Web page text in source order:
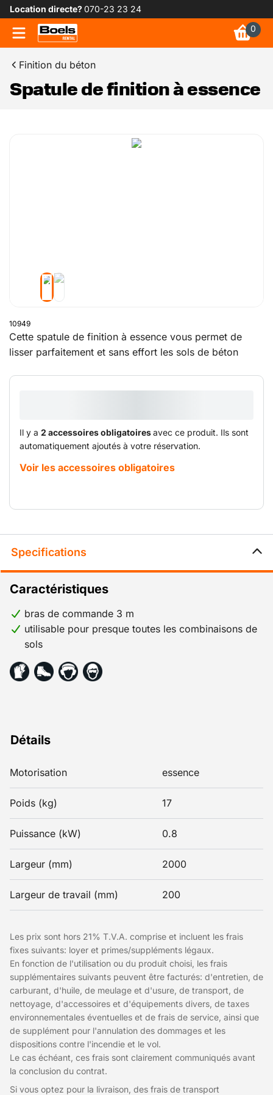
Location directe?070-23 23 24
0
Finition du béton
Spatule de finition à essence
10949
Cette spatule de finition à essence vous permet de
lisser parfaitement et sans effort les sols de béton
Il y a 2 accessoires obligatoiresavec ce produit. Ils sont
automatiquement ajoutés à votre réservation.
Voir les accessoires obligatoires
Specifications
Détails
Motorisation essence
Poids (kg) 17
Puissance (kW) 0.8
Largeur (mm) 2000
Largeur de travail (mm) 200
Caractéristiques
bras de commande 3 m
utilisable pour presque toutes les combinaisons de
sols
Les prix sont hors 21% T.V.A. comprise et incluent les frais
fixes suivants: loyer et primes/suppléments légaux.
En fonction de l'utilisation ou du produit choisi, les frais
supplémentaires suivants peuvent être facturés: d'entretien, de
carburant, d'huile, de meulage et d'usure, de transport, de
nettoyage, d'accessoires et d'équipements divers, de taxes
environnementales éventuelles et de frais de service, ainsi que
de supplément pour l'annulation des dommages et les
dispositions contre l'incendie et le vol.
Le cas échéant, ces frais sont clairement communiqués avant
la conclusion du contrat.
Si vous optez pour la livraison, des frais de transport